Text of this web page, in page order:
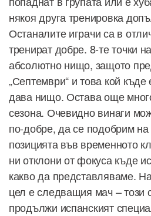
някоя друга тренировка
Останалите играчи са в
тренират добре. 8-те точки
абсолютно нищо, защото
„Септември“ и това кой къде
дава нищо. Остава още
сезона. Очевидно винаги
по-добре, да се подобрим
позицията във временното
ни отклони от фокуса къде
какво да представляваме.
цел е следващия мач – този
продължи испанският